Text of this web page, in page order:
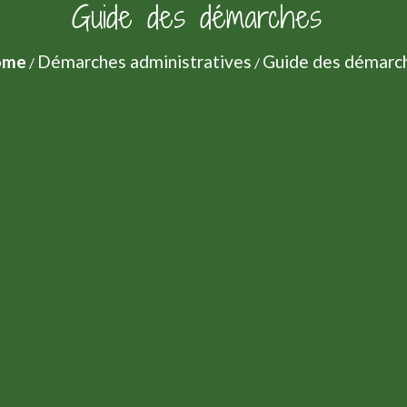
Guide des démarches
/ Démarches administratives / Guide des